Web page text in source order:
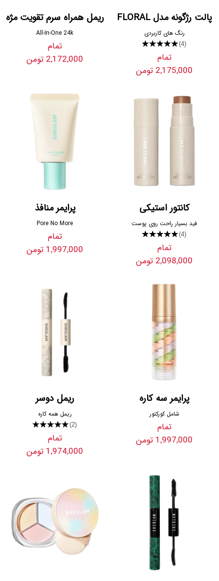
پالت رژگونه مدل FLORAL
رنگ های کاربردی
★★★★★(4)
تمام
2,175,000 تومن
ریمل همراه سرم تقویت مژه
All-In-One 24k
تمام
2,172,000 تومن
کانتور استیکی
فید بسیار راحت روی پوست
★★★★★(4)
تمام
2,098,000 تومن
پرایمر منافذ
Pore No More
تمام
1,997,000 تومن
پرایمر سه کاره
شامل کورکتور
تمام
1,997,000 تومن
ریمل دوسر
ریمل همه کاره
★★★★★(2)
تمام
1,974,000 تومن